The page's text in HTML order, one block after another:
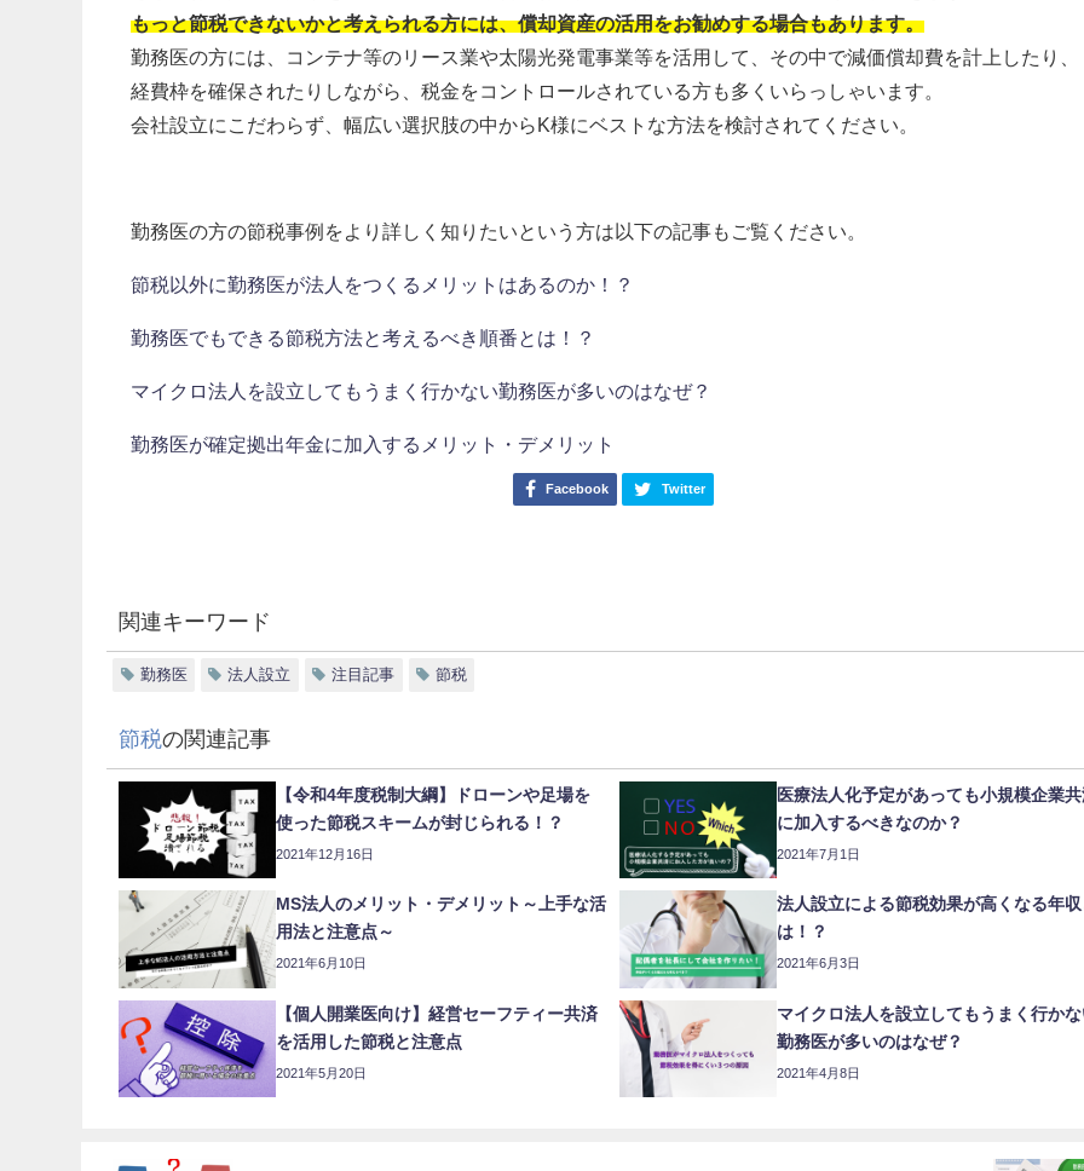
もっと節税できないかと考えられる方には、償却資産の活用をお勧めする場合もあります。
勤務医の方には、コンテナ等のリース業や太陽光発電事業等を活用して、その中で減価償却費を計上したり、
経費枠を確保されたりしながら、税金をコントロールされている方も多くいらっしゃいます。
会社設立にこだわらず、幅広い選択肢の中からK様にベストな方法を検討されてください。
勤務医の方の節税事例をより詳しく知りたいという方は以下の記事もご覧ください。
節税以外に勤務医が法人をつくるメリットはあるのか！？
勤務医でもできる節税方法と考えるべき順番とは！？
マイクロ法人を設立してもうまく行かない勤務医が多いのはなぜ？
勤務医が確定拠出年金に加入するメリット・デメリット
Facebook Twitter
関連キーワード
勤務医 法人設立 注目記事 節税
節税の関連記事
【令和4年度税制大綱】ドローンや足場を
使った節税スキームが封じられる！？
2021年12月16日
医療法人化予定があっても小規模企業
に加入するべきなのか？
2021年7月1日
MS法人のメリット・デメリット～上手な活
用法と注意点～
2021年6月10日
法人設立による節税効果が高くなる年収
は！？
2021年6月3日
【個人開業医向け】経営セーフティー共済
を活用した節税と注意点
2021年5月20日
マイクロ法人を設立してもうまく行か
勤務医が多いのはなぜ？
2021年4月8日